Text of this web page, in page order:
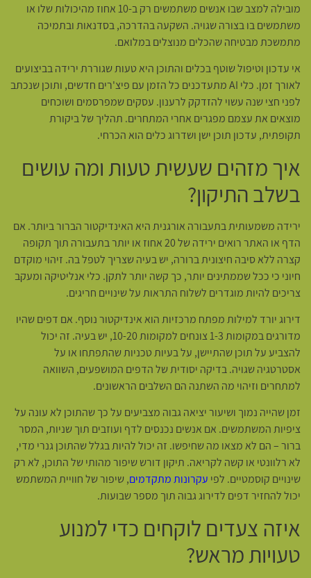
מובילה למצב שבו אנשים משתמשים רק ב-10 אחוז מהיכולות שלו או
משתמשים בו בצורה שגויה. השקעה בהדרכה, בסדנאות ובתמיכה
מתמשכת מבטיחה שהכלים מנוצלים במלואם.
אי עדכון וטיפול שוטף בכלים והתוכן היא טעות שגוררת ירידה בביצועים
לאורך זמן. כלי AI מתעדכנים כל הזמן עם פיצ'רים חדשים, ותוכן שנכתב
לפני חצי שנה עשוי להזדקק לרענון. עסקים שמפרסמים ושוכחים
מוצאים את עצמם מפגרים אחרי המתחרים. תהליך של ביקורת
תקופתית, עדכון תוכן ישן ושדרוג כלים הוא הכרחי.
איך מזהים שעשית טעות ומה עושים
בשלב התיקון?
ירידה משמעותית בתעבורה אורגנית היא האינדיקטור הברור ביותר. אם
הדף או האתר רואים ירידה של 20 אחוז או יותר בתעבורה תוך תקופה
קצרה ללא סיבה חיצונית ברורה, יש בעיה שצריך לטפל בה. זיהוי מוקדם
חיוני כי ככל שממתינים יותר, כך קשה יותר לתקן. כלי אנליטיקה ומעקב
צריכים להיות מוגדרים לשלוח התראות על שינויים חריגים.
דירוג יורד למילות מפתח מרכזיות הוא אינדיקטור נוסף. אם דפים שהיו
מדורגים במקומות 1-3 צונחים למקומות 10-20, יש בעיה. זה יכול
להצביע על תוכן שהתיישן, על בעיות טכניות שהתפתחו או על
אסטרטגיה שגויה. בדיקה יסודית של הדפים המושפעים, השוואה
למתחרים וזיהוי מה השתנה הם השלבים הראשונים.
זמן שהייה נמוך ושיעור יציאה גבוה מצביעים על כך שהתוכן לא עונה על
ציפיות המשתמשים. אם אנשים נכנסים לדף ועוזבים תוך שניות, המסר
ברור – הם לא מצאו מה שחיפשו. זה יכול להיות בגלל שהתוכן גנרי מדי,
לא רלוונטי או קשה לקריאה. תיקון דורש שיפור מהותי של התוכן, לא רק
שינויים קוסמטיים. לפי עקרונות מתקדמים, שיפור של חוויית המשתמש
יכול להחזיר דפים לדירוג גבוה תוך מספר שבועות.
איזה צעדים לוקחים כדי למנוע
טעויות מראש?